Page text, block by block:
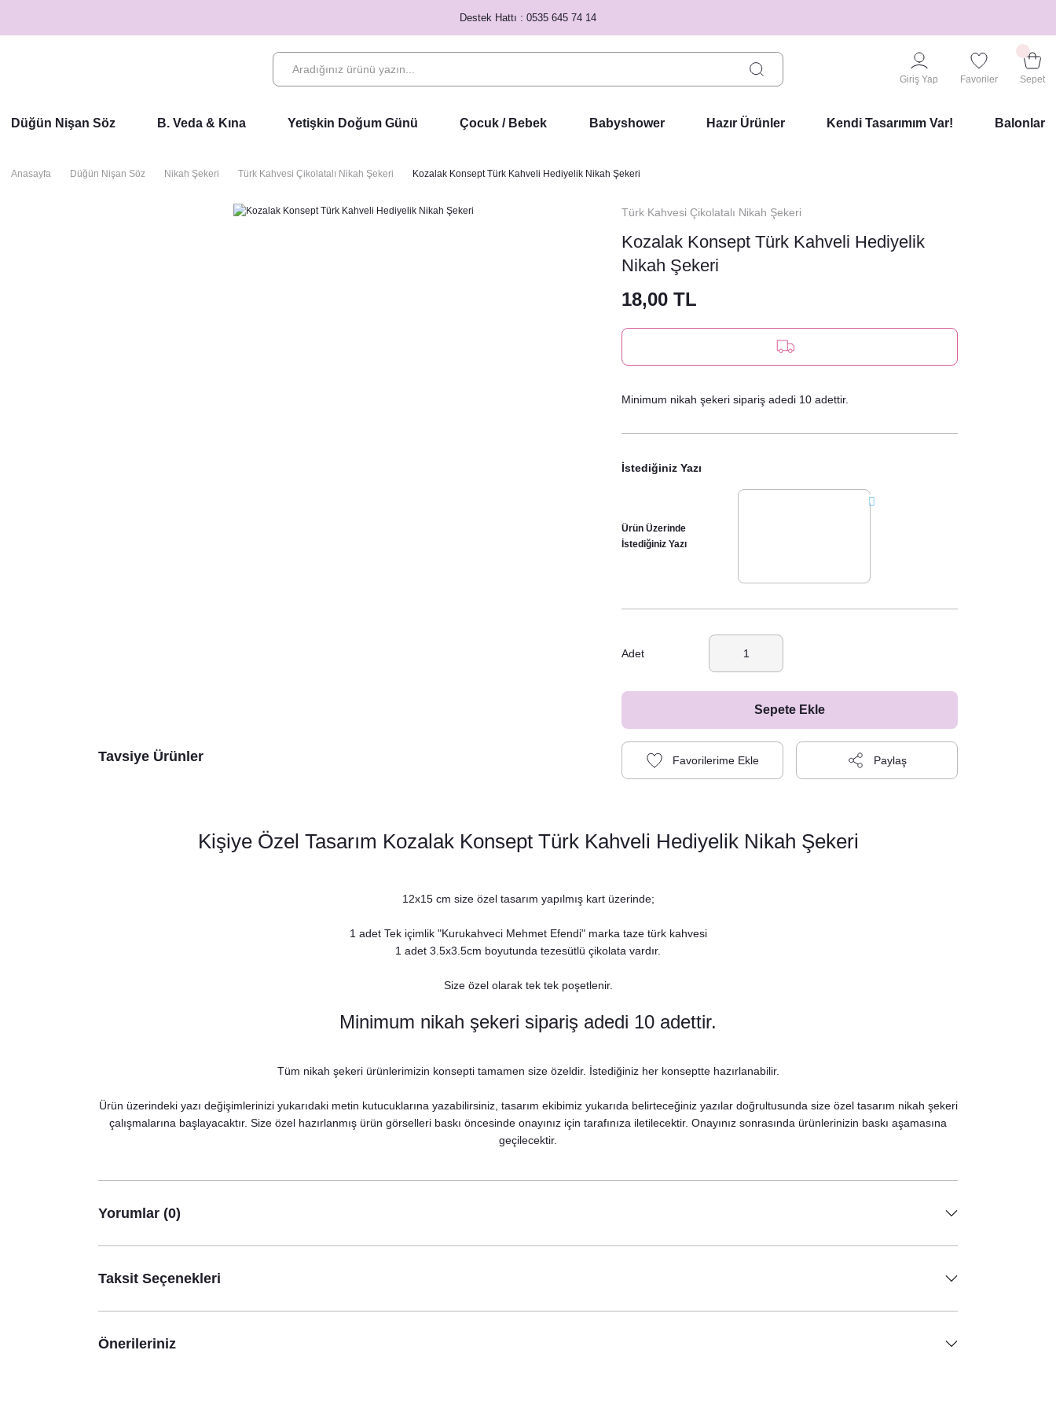
Destek Hattı : 0535 645 74 14
Giriş Yap Favoriler Sepet
Düğün Nişan Söz B. Veda & Kına Yetişkin Doğum Günü Çocuk / Bebek Babyshower Hazır Ürünler Kendi Tasarımım Var! Balonlar
Anasayfa Düğün Nişan Söz Nikah Şekeri Türk Kahvesi Çikolatalı Nikah Şekeri Kozalak Konsept Türk Kahveli Hediyelik Nikah Şekeri
Tavsiye Ürünler
Kuşlu Kozalaklı Kış Konsept Konuşma Balonları Seti
530,00 TL
Çam Kozalak Konsept Karşılama Panosu
Türk Kahvesi Çikolatalı Nikah Şekeri
Kozalak Konsept Türk Kahveli Hediyelik
Nikah Şekeri
18,00 TL
Minimum nikah şekeri sipariş adedi 10 adettir.
İstediğiniz Yazı
Ürün Üzerinde
İstediğiniz Yazı
Adet
Sepete Ekle
Paylaş
Kişiye Özel Tasarım Kozalak Konsept Türk Kahveli Hediyelik Nikah Şekeri
12x15 cm size özel tasarım yapılmış kart üzerinde;
1 adet Tek içimlik "Kurukahveci Mehmet Efendi" marka taze türk kahvesi
1 adet 3.5x3.5cm boyutunda tezesütlü çikolata vardır.
Size özel olarak tek tek poşetlenir.
Minimum nikah şekeri sipariş adedi 10 adettir.
Tüm nikah şekeri ürünlerimizin konsepti tamamen size özeldir. İstediğiniz her konseptte hazırlanabilir.
Ürün üzerindeki yazı değişimlerinizi yukarıdaki metin kutucuklarına yazabilirsiniz, tasarım ekibimiz yukarıda belirteceğiniz yazılar doğrultusunda size özel tasarım nikah şekeri
çalışmalarına başlayacaktır. Size özel hazırlanmış ürün görselleri baskı öncesinde onayınız için tarafınıza iletilecektir. Onayınız sonrasında ürünlerinizin baskı aşamasına
geçilecektir.
Yorumlar (0)
Taksit Seçenekleri
Önerileriniz